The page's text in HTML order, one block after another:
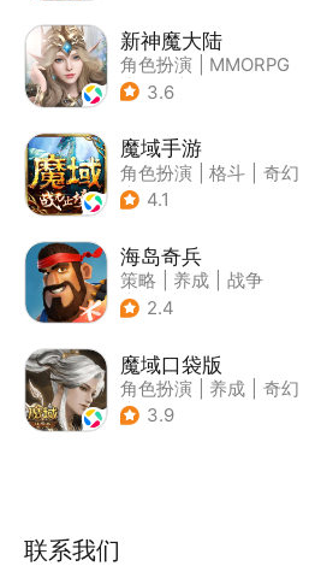
新神魔大陆
角色扮演
MMORPG
| 奇幻
3.6
魔域手游
角色扮演 格斗
奇幻
| 魔域
4.1
海岛奇兵
策略 养成
战争
| Q版
2.4
魔域口袋版
角色扮演 养成
奇幻
| 魔域
3.9
联系我们